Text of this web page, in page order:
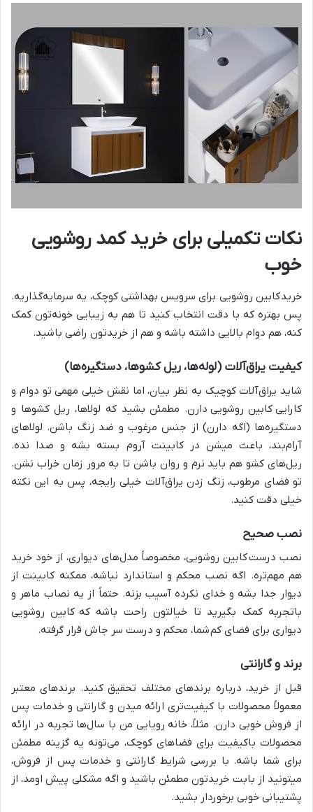
نکات تکمیلی برای خرید کمد روشویی
خوب
خریدکابین روشویی برای سرویس بهداشتی کوچک، یه سرمایه‌گذاریه.
پس بهتره که با دقت انتخاب کنید تا هم به زیبایی خونه‌تون کمک
کنه، هم دوام بالایی داشته باشه و هم از خریدتون راضی باشید.
کیفیت یراق‌آلات (لوله‌ها، ریل کشوها، دستگیره‌ها)
شاید یراق‌آلات کوچیک به نظر بیان، اما نقش خیلی مهمی تو دوام و
کارایی کابین روشویی دارن. مطمئن بشید که لولاها، ریل کشوها و
دستگیره‌ها (اگه دارن) از جنس مرغوب و ضد زنگ باشن. لولاهای
آرام‌بند، باعث میشن در کابینت آروم بسته بشه و صدا نده.
ریل‌های کشو هم باید نرم و روان باشن تا به مرور زمان خراب نشن.
تو فضای مرطوب، زنگ زدن یراق‌آلات خیلی رایجه، پس به این نکته
خیلی دقت کنید.
نصب صحیح
نصب درستکابین روشویی، مخصوصاً مدل‌های دیواری، از خود خرید
هم مهم‌تره. اگه نصب محکم و استاندارد نباشه، ممکنه کابینت از
دیوار جدا بشه و خدای نکرده آسیب بزنه. حتماً از یه نصاب ماهر و
باتجربه کمک بگیرید تا خیالتون راحت باشه که کابین روشویی
دیواری برای فضای کمشما، محکم و درست سر جاش قرار گرفته.
برند و گارانتی
قبل از خرید، درباره برندهای مختلف تحقیق کنید. برندهای معتبر
معمولاً محصولات با کیفیت‌تری ارائه میدن و گارانتی و خدمات پس
از فروش خوبی دارن. مثلاً، خانه رویایی من با سال‌ها تجربه در ارائه
محصولات باکیفیت برای فضاهای کوچک، می‌تونه یه گزینه مطمئن
برای شما باشه. با بررسی شرایط گارانتی و خدمات پس از فروش،
میتونید از بابت خریدتون مطمئن باشید و اگه مشکلی پیش اومد، از
پشتیبانی خوبی برخوردار بشید.